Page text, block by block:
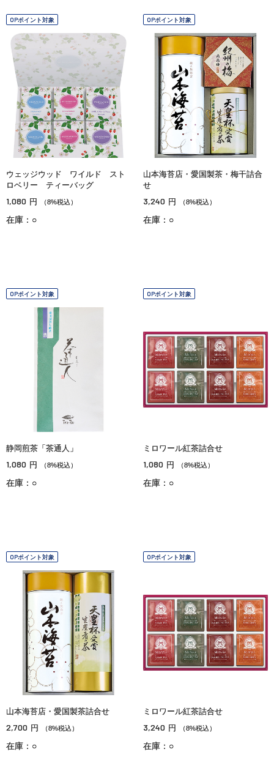
OPポイント対象
ウェッジウッド ワイルド スト
ロベリー ティーバッグ
1,080 円 （8%税込）
在庫：○
OPポイント対象
山本海苔店・愛国製茶・梅干詰合
せ
3,240 円 （8%税込）
在庫：○
OPポイント対象
静岡煎茶「茶通人」
1,080 円 （8%税込）
在庫：○
OPポイント対象
ミロワール紅茶詰合せ
1,080 円 （8%税込）
在庫：○
OPポイント対象
山本海苔店・愛国製茶詰合せ
2,700 円 （8%税込）
在庫：○
OPポイント対象
ミロワール紅茶詰合せ
3,240 円 （8%税込）
在庫：○